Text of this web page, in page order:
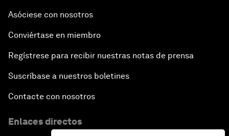
Asóciese con nosotros
Conviértase en miembro
Regístrese para recibir nuestras notas de prensa
Suscríbase a nuestros boletines
Contacte con nosotros
Enlaces directos